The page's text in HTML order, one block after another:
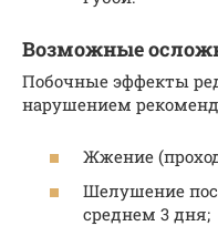
Возможные
Побочные эффекты
нарушением
Жжение
Шелушение
среднем 3 дня;